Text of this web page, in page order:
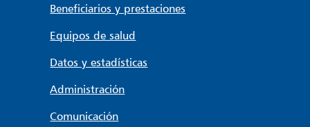
Beneficiarios y prestaciones
Equipos de salud
Datos y estadísticas
Administración
Comunicación